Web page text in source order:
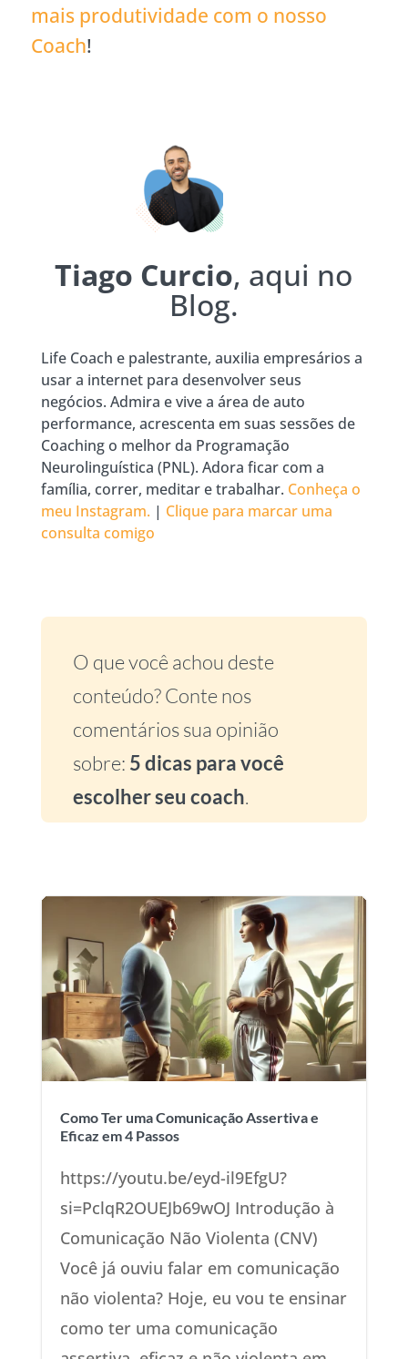
mais produtividade com o nosso
Coach!
Tiago Curcio, aqui no
Blog.
Life Coach e palestrante, auxilia empresários a
usar a internet para desenvolver seus
negócios. Admira e vive a área de auto
performance, acrescenta em suas sessões de
Coaching o melhor da Programação
Neurolinguística (PNL). Adora ficar com a
família, correr, meditar e trabalhar. Conheça o
meu Instagram. | Clique para marcar uma
consulta comigo
O que você achou deste
conteúdo? Conte nos
comentários sua opinião
sobre: 5 dicas para você
escolher seu coach.
Como Ter uma Comunicação Assertiva e
Eficaz em 4 Passos
https://youtu.be/eyd-il9EfgU?
si=PclqR2OUEJb69wOJ Introdução à
Comunicação Não Violenta (CNV)
Você já ouviu falar em comunicação
não violenta? Hoje, eu vou te ensinar
como ter uma comunicação